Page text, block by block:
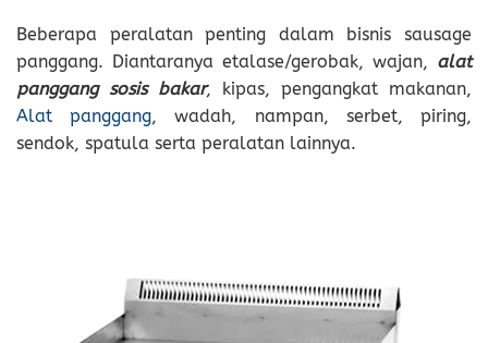
Beberapa peralatan penting dalam bisnis sausage
panggang. Diantaranya etalase/gerobak, wajan, alat
panggang sosis bakar, kipas, pengangkat makanan,
Alat panggang, wadah, nampan, serbet, piring,
sendok, spatula serta peralatan lainnya.